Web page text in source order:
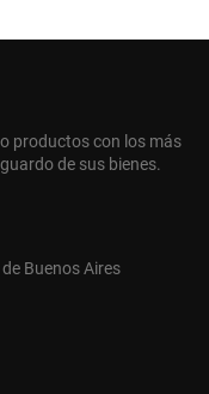
productos con los más
de sus bienes.
Buenos Aires